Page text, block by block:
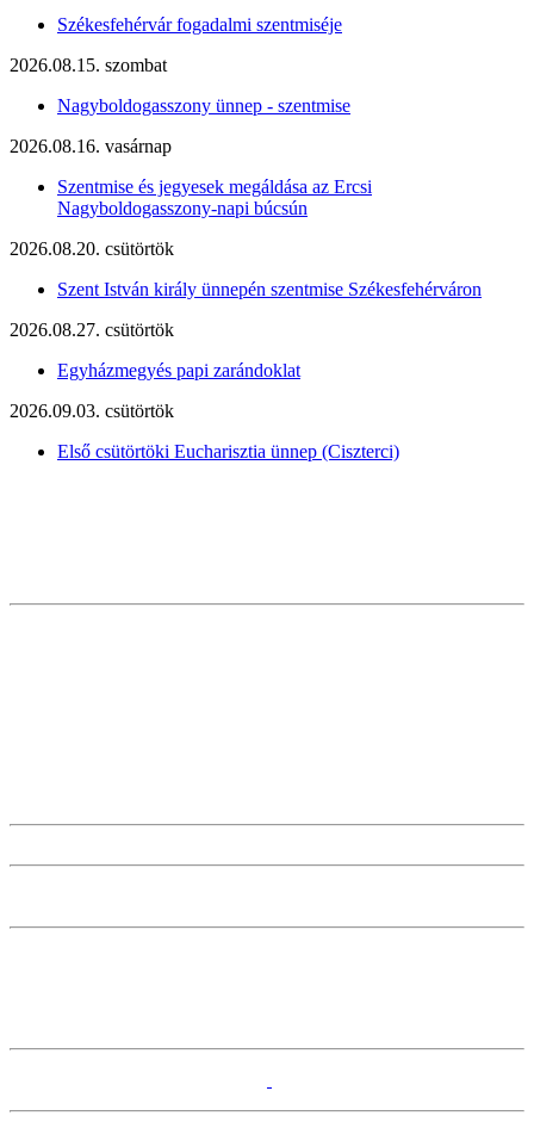
Székesfehérvár fogadalmi szentmiséje
2026.08.15. szombat
Nagyboldogasszony ünnep - szentmise
2026.08.16. vasárnap
Szentmise és jegyesek megáldása az Ercsi
Nagyboldogasszony-napi búcsún
2026.08.20. csütörtök
Szent István király ünnepén szentmise Székesfehérváron
2026.08.27. csütörtök
Egyházmegyés papi zarándoklat
2026.09.03. csütörtök
Első csütörtöki Eucharisztia ünnep (Ciszterci)